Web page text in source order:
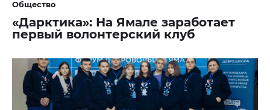
Общество
«Дарктика»: На Ямале заработает
первый волонтерский клуб